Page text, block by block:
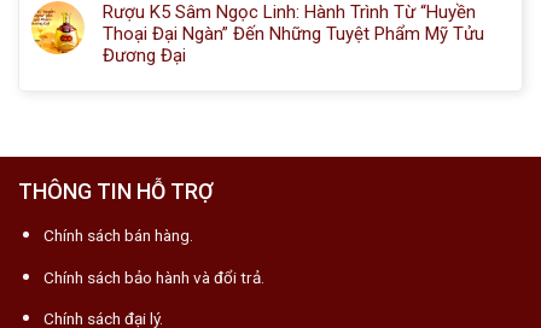
Rượu K5 Sâm Ngọc Linh: Hành Trình Từ “Huyền
Thoại Đại Ngàn” Đến Những Tuyệt Phẩm Mỹ Tửu
Đương Đại
THÔNG TIN HỖ TRỢ
Chính sách bán hàng.
Chính sách bảo hành và đổi trả.
Chính sách đại lý.